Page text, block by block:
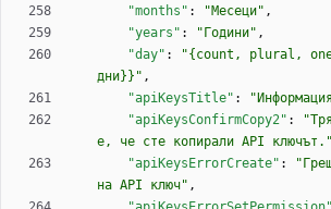
"months" : "Месеци" ,
"years" : "Години" ,
"day" :
"{count, plural,
дни}}" ,
"apiKeysTitle" :
"apiKeysConfirmCopy2" :
е, че сте копирали API ключът."
"apiKeysErrorCreate" :
на API ключ" ,